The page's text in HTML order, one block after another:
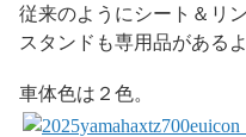
従来のようにシート＆リ
スタンドも専用品があるよ
車体色は２色。